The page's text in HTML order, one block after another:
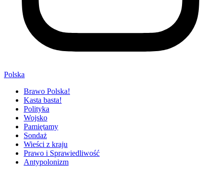
Polska
Brawo Polska!
Kasta basta!
Polityka
Wojsko
Pamiętamy
Sondaż
Wieści z kraju
Prawo i Sprawiedliwość
Antypolonizm